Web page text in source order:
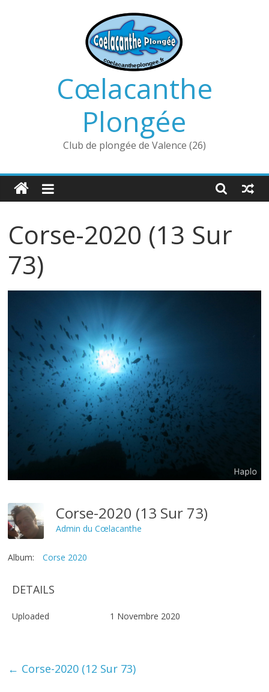
Cœlacanthe
Plongée
Club de plongée de Valence (26)
Corse-2020 (13 Sur
73)
Corse-2020 (13 Sur 73)
Admin du Cœlacanthe
Album: Corse 2020
DETAILS
Uploaded 1 Novembre 2020
← Corse-2020 (12 Sur 73)